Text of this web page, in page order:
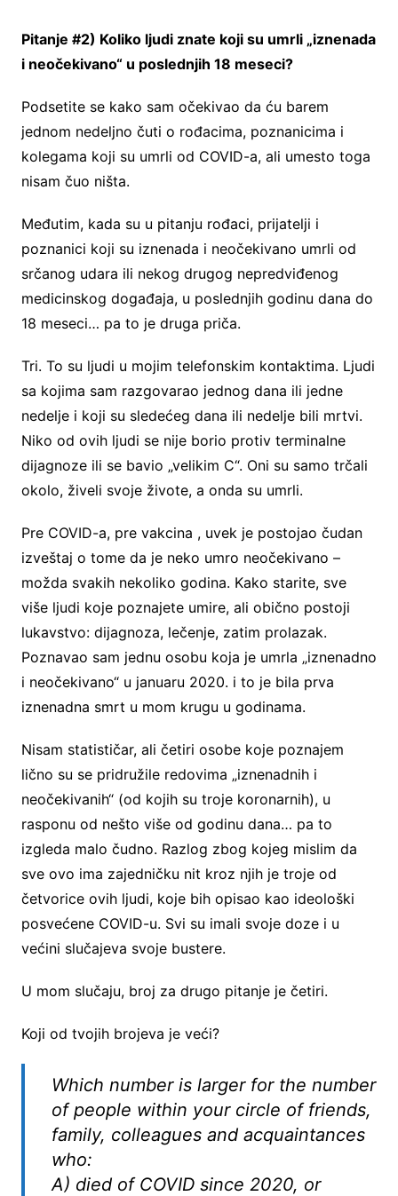
Pitanje #2) Koliko ljudi znate koji su umrli „iznenada
i neočekivano“ u poslednjih 18 meseci?
Podsetite se kako sam očekivao da ću barem
jednom nedeljno čuti o rođacima, poznanicima i
kolegama koji su umrli od COVID-a, ali umesto toga
nisam čuo ništa.
Međutim, kada su u pitanju rođaci, prijatelji i
poznanici koji su iznenada i neočekivano umrli od
srčanog udara ili nekog drugog nepredviđenog
medicinskog događaja, u poslednjih godinu dana do
18 meseci… pa to je druga priča.
Tri. To su ljudi u mojim telefonskim kontaktima. Ljudi
sa kojima sam razgovarao jednog dana ili jedne
nedelje i koji su sledećeg dana ili nedelje bili mrtvi.
Niko od ovih ljudi se nije borio protiv terminalne
dijagnoze ili se bavio „velikim C“. Oni su samo trčali
okolo, živeli svoje živote, a onda su umrli.
Pre COVID-a, pre vakcina , uvek je postojao čudan
izveštaj o tome da je neko umro neočekivano –
možda svakih nekoliko godina. Kako starite, sve
više ljudi koje poznajete umire, ali obično postoji
lukavstvo: dijagnoza, lečenje, zatim prolazak.
Poznavao sam jednu osobu koja je umrla „iznenadno
i neočekivano“ u januaru 2020. i to je bila prva
iznenadna smrt u mom krugu u godinama.
Nisam statističar, ali četiri osobe koje poznajem
lično su se pridružile redovima „iznenadnih i
neočekivanih“ (od kojih su troje koronarnih), u
rasponu od nešto više od godinu dana… pa to
izgleda malo čudno. Razlog zbog kojeg mislim da
sve ovo ima zajedničku nit kroz njih je troje od
četvorice ovih ljudi, koje bih opisao kao ideološki
posvećene COVID-u. Svi su imali svoje doze i u
većini slučajeva svoje bustere.
U mom slučaju, broj za drugo pitanje je četiri.
Koji od tvojih brojeva je veći?
Which number is larger for the number
of people within your circle of friends,
family, colleagues and acquaintances
who:
A) died of COVID since 2020, or